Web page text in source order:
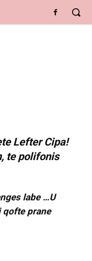
Lefter Cipa!
te polifonis
labe …U
qofte prane